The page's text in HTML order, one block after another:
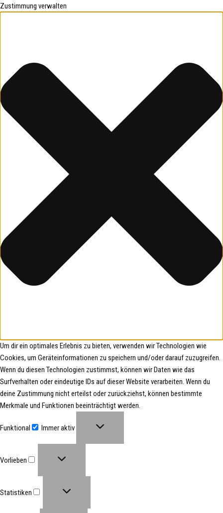
Zustimmung verwalten
Um dir ein optimales Erlebnis zu bieten, verwenden wir Technologien wie
Cookies, um Geräteinformationen zu speichern und/oder darauf zuzugreifen.
Wenn du diesen Technologien zustimmst, können wir Daten wie das
Surfverhalten oder eindeutige IDs auf dieser Website verarbeiten. Wenn du
deine Zustimmung nicht erteilst oder zurückziehst, können bestimmte
Merkmale und Funktionen beeinträchtigt werden.
Funktional Immer aktiv
Vorlieben
Statistiken